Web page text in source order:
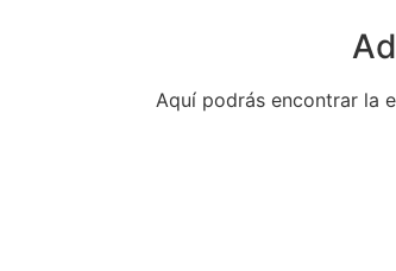
Aquí podrás encontrar la